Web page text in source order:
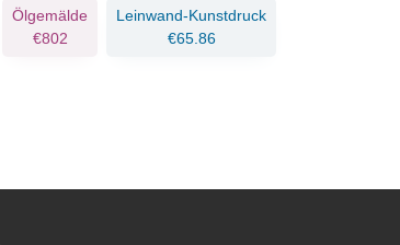
Ölgemälde
€802
Leinwand-Kunstdruck
€65.86